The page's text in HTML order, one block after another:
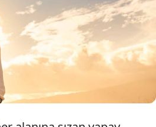
ömrün sırrının sadece dünyayı
deneyimlerde değil, aynı
derin bağlar kurmak
kendi içsel huzurumuzu
ortaya koyuyor.